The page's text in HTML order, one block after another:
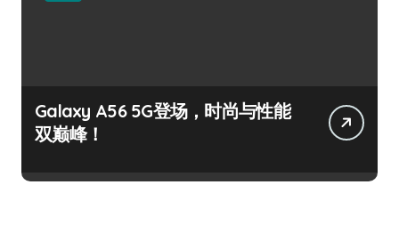
Galaxy A56 5G登场，时尚与性能
双巅峰！